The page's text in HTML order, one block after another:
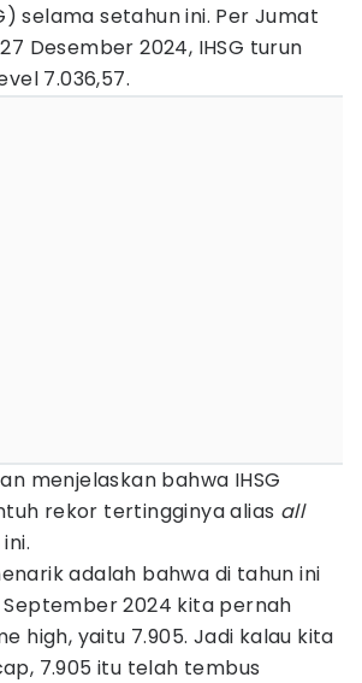
selama setahun ini. Per Jumat
Desember 2024, IHSG turun
7.036,57.
menjelaskan bahwa IHSG
rekor tertingginya alias all
adalah bahwa di tahun ini
September 2024 kita pernah
high, yaitu 7.905. Jadi kalau kita
7.905 itu telah tembus